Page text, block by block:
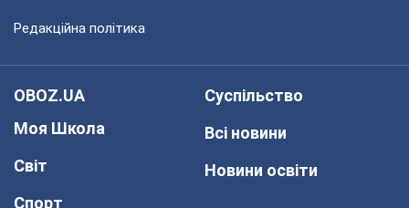
Редакційна політика
OBOZ.UA
Моя Школа
Світ
Спорт
Суспільство
Всі новини
Новини освіти